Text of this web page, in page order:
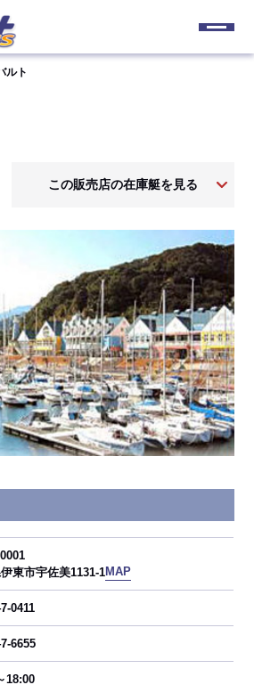
ルト
この販売店の在庫艇を見る
0001
東市宇佐美1131-1MAP
0411
6655
18:00